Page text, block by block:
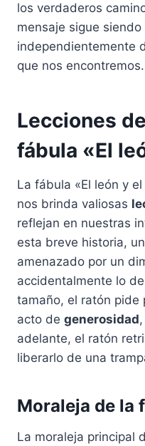
los verdaderos
mensaje sigue
independientemente
que nos encontremos.
Lecciones
fábula «El
La fábula «El león y
nos brinda valiosas
reflejan en nuestras
esta breve historia,
amenazado por un
accidentalmente lo
tamaño, el ratón pide
acto de generosidad
adelante, el ratón
liberarlo de una
Moraleja de la
La moraleja principal